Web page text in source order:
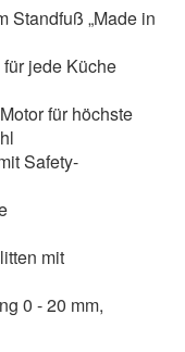
Standfuß „Made in
jede Küche
für höchste
Safety-
mit
0 - 20 mm,